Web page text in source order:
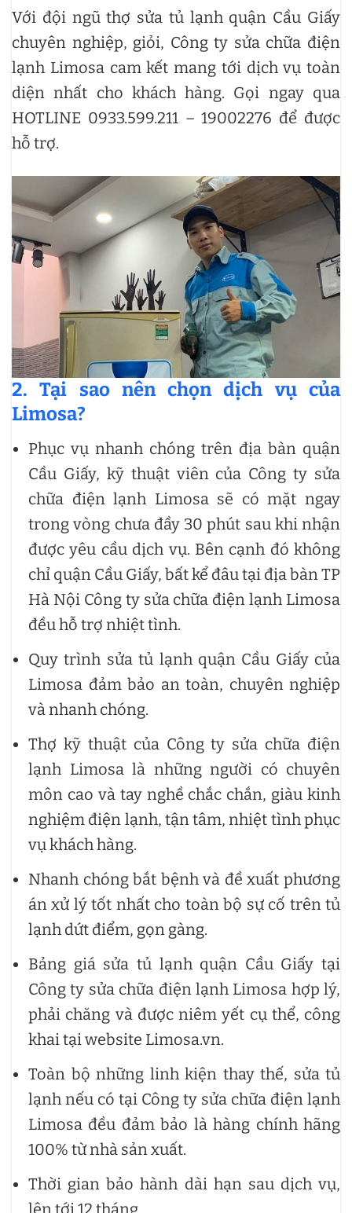
Với đội ngũ thợ sửa tủ lạnh quận Cầu Giấy
chuyên nghiệp, giỏi, Công ty sửa chữa điện
lạnh Limosa cam kết mang tới dịch vụ toàn
diện nhất cho khách hàng. Gọi ngay qua
HOTLINE 0933.599.211 – 19002276 để được
hỗ trợ.
2. Tại sao nên chọn dịch vụ của
Limosa?
Phục vụ nhanh chóng trên địa bàn quận
Cầu Giấy, kỹ thuật viên của Công ty sửa
chữa điện lạnh Limosa sẽ có mặt ngay
trong vòng chưa đầy 30 phút sau khi nhận
được yêu cầu dịch vụ. Bên cạnh đó không
chỉ quận Cầu Giấy, bất kể đâu tại địa bàn TP
Hà Nội Công ty sửa chữa điện lạnh Limosa
đều hỗ trợ nhiệt tình.
Quy trình sửa tủ lạnh quận Cầu Giấy của
Limosa đảm bảo an toàn, chuyên nghiệp
và nhanh chóng.
Thợ kỹ thuật của Công ty sửa chữa điện
lạnh Limosa là những người có chuyên
môn cao và tay nghề chắc chắn, giàu kinh
nghiệm điện lạnh, tận tâm, nhiệt tình phục
vụ khách hàng.
Nhanh chóng bắt bệnh và đề xuất phương
án xử lý tốt nhất cho toàn bộ sự cố trên tủ
lạnh dứt điểm, gọn gàng.
Bảng giá sửa tủ lạnh quận Cầu Giấy tại
Công ty sửa chữa điện lạnh Limosa hợp lý,
phải chăng và được niêm yết cụ thể, công
khai tại website Limosa.vn.
Toàn bộ những linh kiện thay thế, sửa tủ
lạnh nếu có tại Công ty sửa chữa điện lạnh
Limosa đều đảm bảo là hàng chính hãng
100% từ nhà sản xuất.
Thời gian bảo hành dài hạn sau dịch vụ,
lên tới 12 tháng.